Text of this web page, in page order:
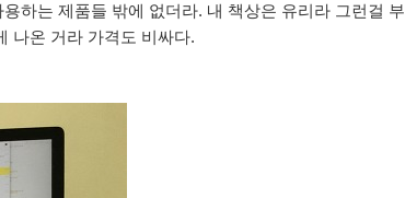
하는 제품들 밖에 없더라. 내 책상은 유리라 그런걸 부
나온 거라 가격도 비싸다.